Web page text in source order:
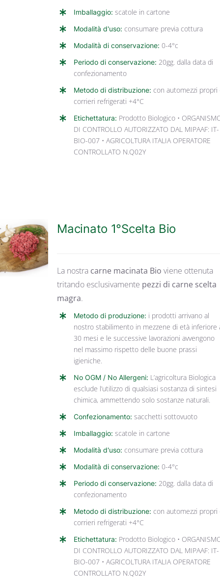
Imballaggio: scatole in cartone
Modalità d'uso: consumare previa cottura
Modalità di conservazione: 0-4°c
Periodo di conservazione: 20gg. dalla data di
confezionamento
Metodo di distribuzione: con automezzi propri
corrieri refrigerati +4°C
Etichettatura: Prodotto Biologico •
DI CONTROLLO AUTORIZZATO DAL MIPAAF: IT-
BIO-007 • AGRICOLTURA ITALIA OPERATORE
CONTROLLATO N.Q02Y
DETTAGLI
Macinato 1°Scelta Bio
La nostra carne macinata Bio viene ottenuta
tritando esclusivamente pezzi di carne scelta
magra.
Metodo di produzione: i prodotti arrivano al
nostro stabilimento in mezzene di età inferiore
30 mesi e le successive lavorazioni avvengono
nel massimo rispetto delle buone prassi
igieniche.
No OGM / No Allergeni: L’agricoltura Biologica
esclude l’utilizzo di qualsiasi sostanza di sintesi
chimica, ammettendo solo sostanze naturali.
Confezionamento: sacchetti sottovuoto
Imballaggio: scatole in cartone
Modalità d'uso: consumare previa cottura
Modalità di conservazione: 0-4°c
Periodo di conservazione: 20gg. dalla data di
confezionamento
Metodo di distribuzione: con automezzi propri
corrieri refrigerati +4°C
Etichettatura: Prodotto Biologico •
DI CONTROLLO AUTORIZZATO DAL MIPAAF: IT-
BIO-007 • AGRICOLTURA ITALIA OPERATORE
CONTROLLATO N.Q02Y